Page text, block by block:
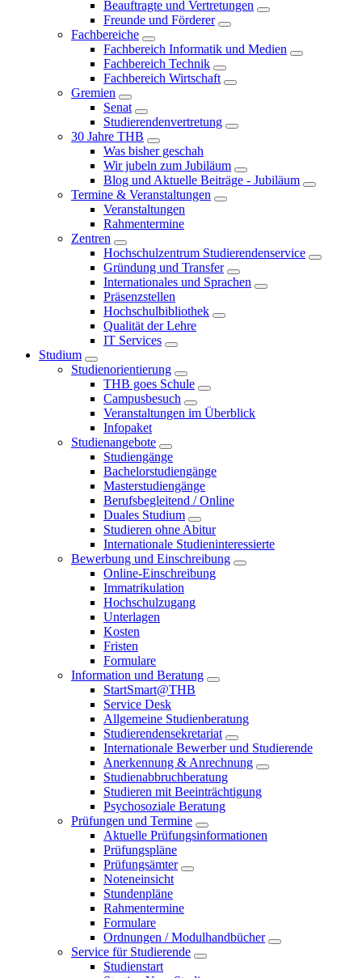
Beauftragte und Vertretungen
Freunde und Förderer
Fachbereiche
Fachbereich Informatik und Medien
Fachbereich Technik
Fachbereich Wirtschaft
Gremien
Senat
Studierendenvertretung
30 Jahre THB
Was bisher geschah
Wir jubeln zum Jubiläum
Blog und Aktuelle Beiträge - Jubiläum
Termine & Veranstaltungen
Veranstaltungen
Rahmentermine
Zentren
Hochschulzentrum Studierendenservice
Gründung und Transfer
Internationales und Sprachen
Präsenzstellen
Hochschulbibliothek
Qualität der Lehre
IT Services
Studium
Studienorientierung
THB goes Schule
Campusbesuch
Veranstaltungen im Überblick
Infopaket
Studienangebote
Studiengänge
Bachelorstudiengänge
Masterstudiengänge
Berufsbegleitend / Online
Duales Studium
Studieren ohne Abitur
Internationale Studieninteressierte
Bewerbung und Einschreibung
Online-Einschreibung
Immatrikulation
Hochschulzugang
Unterlagen
Kosten
Fristen
Formulare
Information und Beratung
StartSmart@THB
Service Desk
Allgemeine Studienberatung
Studierendensekretariat
Internationale Bewerber und Studierende
Anerkennung & Anrechnung
Studienabbruchberatung
Studieren mit Beeinträchtigung
Psychosoziale Beratung
Prüfungen und Termine
Aktuelle Prüfungsinformationen
Prüfungspläne
Prüfungsämter
Noteneinsicht
Stundenpläne
Rahmentermine
Formulare
Ordnungen / Modulhandbücher
Service für Studierende
Studienstart